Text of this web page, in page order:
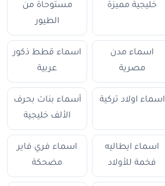
خليجية مميزة
مستوحاة من
الطيور
اسماء مدن
مصرية
اسماء قطط ذكور
عربية
اسماء اولاد تركية
أسماء بنات بحرف
الألف خليجية
اسماء ايطاليه
فخمة للأولاد
اسماء فري فاير
مضحكة